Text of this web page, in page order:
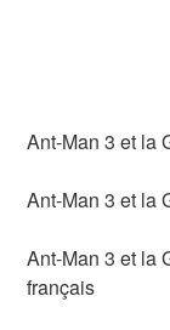
Ant-Man 3 et la
Ant-Man 3 et la
Ant-Man 3 et la
français